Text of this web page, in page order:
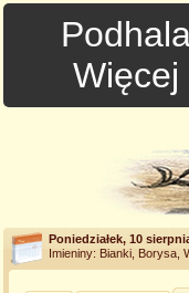
Poniedziałek, 10
Imieniny: Bianki, Borysa,